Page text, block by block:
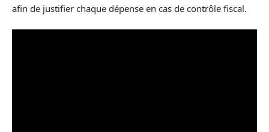
afin de justifier chaque dépense en cas de contrôle fiscal.